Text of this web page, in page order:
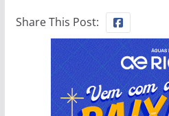
Share This Post: